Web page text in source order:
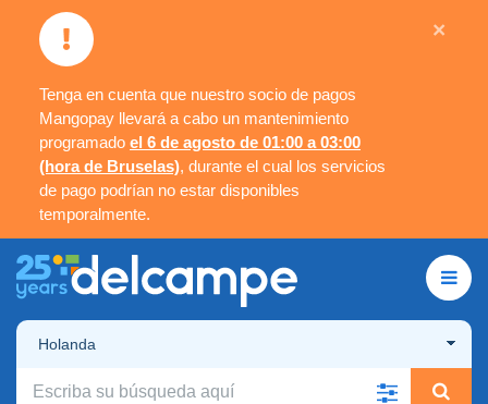
Tenga en cuenta que nuestro socio de pagos
Mangopay llevará a cabo un mantenimiento
programado el 6 de agosto de 01:00 a 03:00
(hora de Bruselas), durante el cual los servicios
de pago podrían no estar disponibles
temporalmente.
×
Holanda